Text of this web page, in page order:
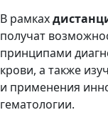
В рамках
получат
принципами
крови, а также
и применения
гематологии.